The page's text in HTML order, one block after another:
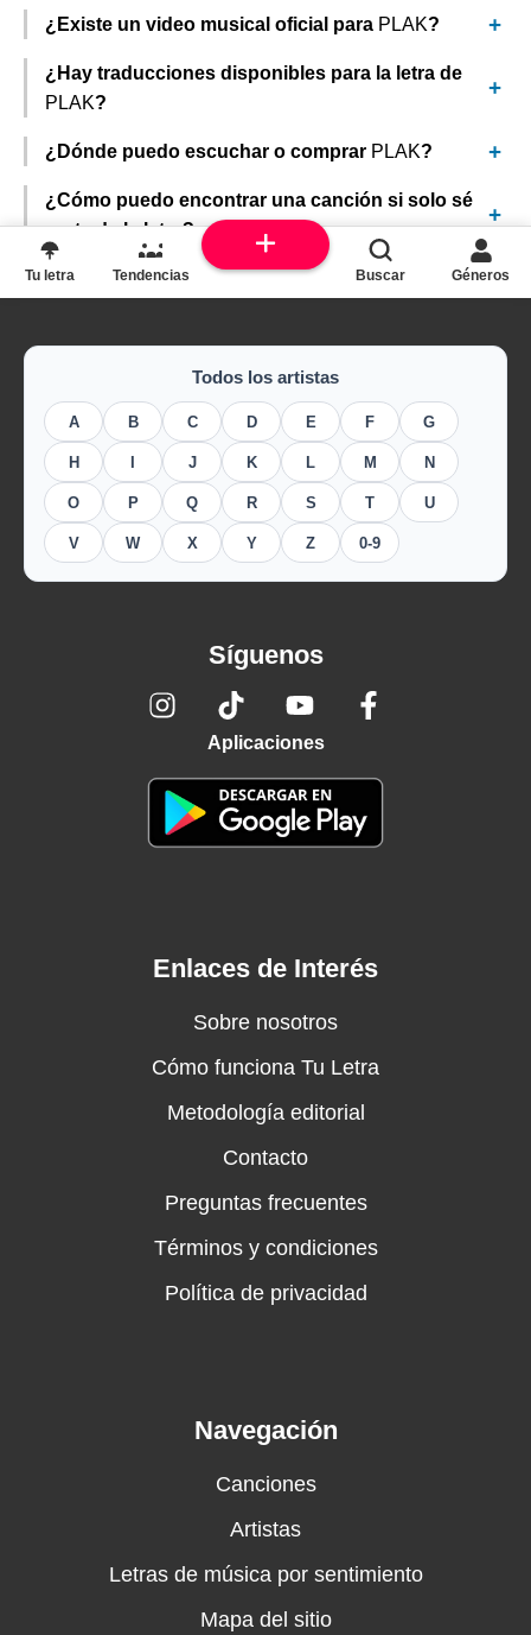
¿Existe un video musical oficial para PLAK?
¿Hay traducciones disponibles para la letra de
PLAK?
¿Dónde puedo escuchar o comprar PLAK?
¿Cómo puedo encontrar una canción si solo sé
parte de la letra?
Todos los artistas
A B C D E F G
H J K L M N
O P Q R S T U
V W X Y Z 0-9
Síguenos
Aplicaciones
Enlaces de Interés
Sobre nosotros
Cómo funciona Tu Letra
Metodología editorial
Contacto
Preguntas frecuentes
Términos y condiciones
Política de privacidad
Navegación
Canciones
Artistas
Letras de música por sentimiento
Mapa del sitio
Tu letra Tendencias Buscar Géneros